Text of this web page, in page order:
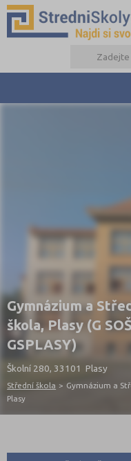
Gymnázium a
škola, Plasy (G
GSPLASY)
Školní 280, 33101 Plasy
Střední škola > Gymnázium a
Plasy